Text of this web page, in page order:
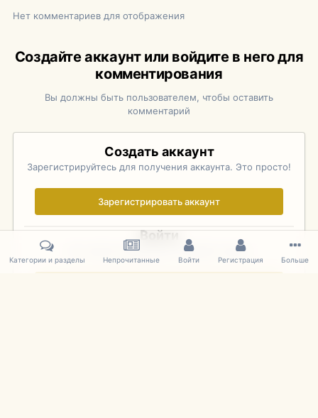
Нет комментариев для отображения
Создайте аккаунт или войдите в него для
комментирования
Вы должны быть пользователем, чтобы оставить
комментарий
Создать аккаунт
Зарегистрируйтесь для получения аккаунта. Это просто!
Зарегистрировать аккаунт
Войти
Уже зарегистрированы? Войдите здесь.
Категории и разделы Непрочитанные Войти Регистрация Больше